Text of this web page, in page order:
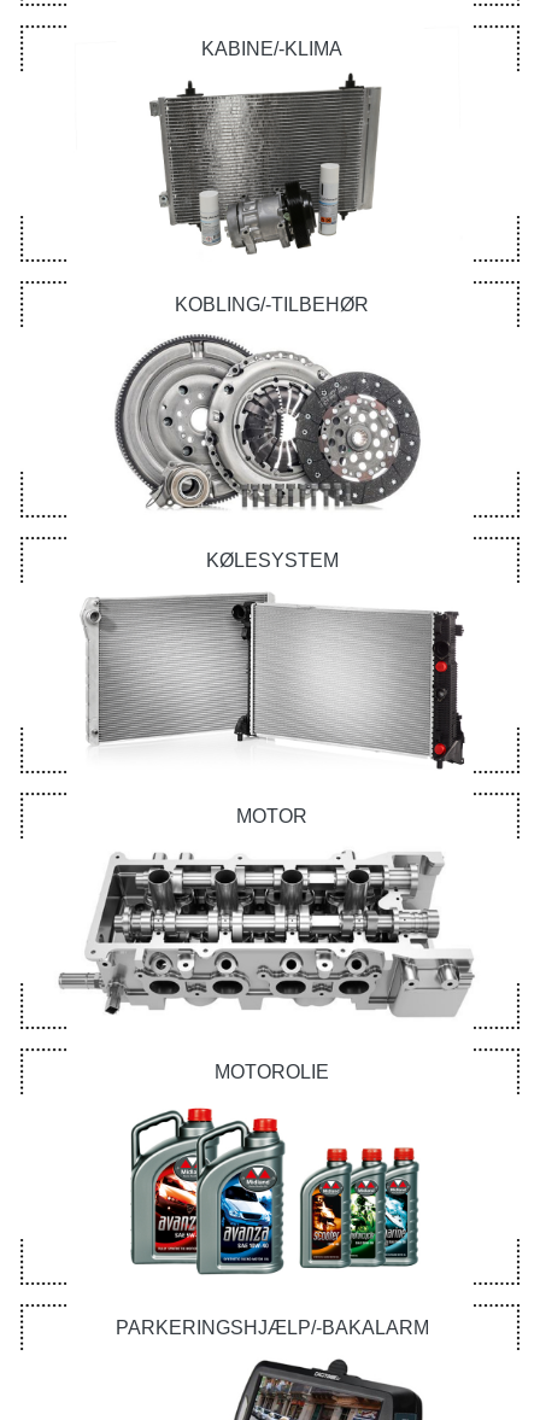
KABINE/-KLIMA
KOBLING/-TILBEHØR
KØLESYSTEM
MOTOR
MOTOROLIE
PARKERINGSHJÆLP/-BAKALARM